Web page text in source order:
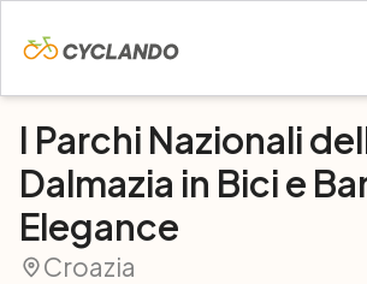
I Parchi Nazionali
Dalmazia in Bici e
Elegance
Croazia